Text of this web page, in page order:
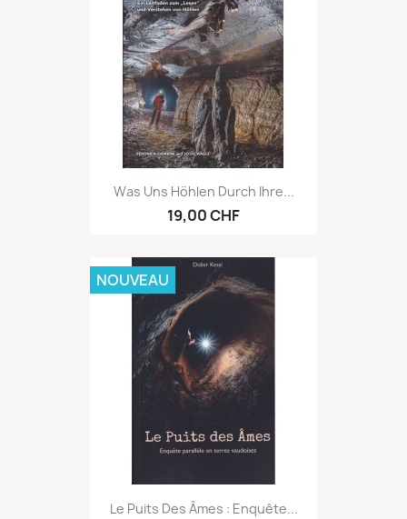
Was Uns Höhlen Durch Ihre...
19,00 CHF
Le Puits Des Âmes : Enquête...
NOUVEAU